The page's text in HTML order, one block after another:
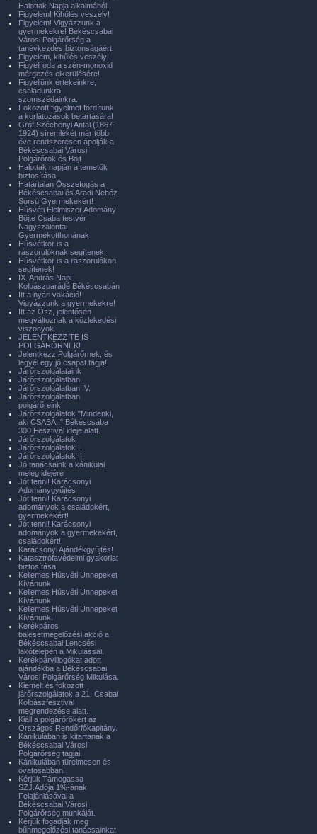
Halottak Napja alkalmából
Figyelem! Kihűlés veszély!
Figyelem! Vigyázzunk a
gyermekekre! Békéscsabai
Városi Polgárőrség a
tanévkezdés biztonságáért.
Figyelem, kihűlés veszély!
Figyelj oda a szén-monoxid
mérgezés elkerülésére!
Figyeljünk értékeinkre,
családunkra,
szomszédainkra.
Fokozott figyelmet fordítunk
a korlátozások betartására!
Gróf Széchenyi Antal (1867-
1924) síremlékét már több
éve rendszeresen ápolják a
Békéscsabai Városi
Polgárőrök és Böjt
Halottak napján a temetők
biztosítása.
Határtalan Összefogás a
Békéscsabai és Aradi Nehéz
Sorsú Gyermekekért!
Húsvéti Élelmiszer Adomány
Böjte Csaba testvér
Nagyszalontai
Gyermekotthonának
Húsvétkor is a
rászorulóknak segítenek.
Húsvétkor is a rászorulókon
segítenek!
IX. András Napi
Kolbászparádé Békéscsabán
Itt a nyári vakáció!
Vigyázzunk a gyermekekre!
Itt az Ősz, jelentősen
megváltoznak a közlekedési
viszonyok.
JELENTKEZZ TE IS
POLGÁRŐRNEK!
Jelentkezz Polgárőrnek, és
legyél egy jó csapat tagja!
Járőrszolgálataink
Járőrszolgálatban
Járőrszolgálatban IV.
Járőrszolgálatban
polgárőreink
Járőrszolgálatok "Mindenki,
aki CSABAI!" Békéscsaba
300 Fesztivál ideje alatt.
Járőrszolgálatok
Járőrszolgálatok I.
Járőrszolgálatok II.
Jó tanácsaink a kánikulai
meleg idejére
Jót tenni! Karácsonyi
Adománygyűjtés
Jót tenni! Karácsonyi
adományok a családokért,
gyermekekért!
Jót tenni! Karácsonyi
adományok a gyermekekért,
családokért!
Karácsonyi Ajándékgyűjtés!
Katasztrófavédelmi gyakorlat
biztosítása
Kellemes Húsvéti Ünnepeket
Kívánunk
Kellemes Húsvéti Ünnepeket
Kívánunk
Kellemes Húsvéti Ünnepeket
Kívánunk!
Kerékpáros
balesetmegelőzési akció a
Békéscsabai Lencsési
lakótelepen a Mikulással.
Kerékpárvillogókat adott
ajándékba a Békéscsabai
Városi Polgárőrség Mikulása.
Kiemelt és fokozott
járőrszolgálatok a 21. Csabai
Kolbászfesztivál
megrendezése alatt.
Kiáll a polgárőrökért az
Országos Rendőrfőkapitány.
Kánikulában is kitartanak a
Békéscsabai Városi
Polgárőrség tagjai.
Kánikulában türelmesen és
óvatosabban!
Kérjük Támogassa
SZJ.Adója 1%-ának
Felajánlásával a
Békéscsabai Városi
Polgárőrség munkáját.
Kérjük fogadják meg
bűnmegelőzési tanácsainkat